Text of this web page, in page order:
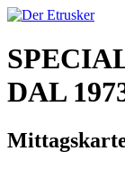
DAL